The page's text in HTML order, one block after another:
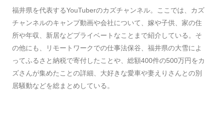
福井県を代表するYouTuberのカズチャンネル。ここでは、カズ
チャンネルのキャンプ動画や会社について、嫁や子供、家の住
所や年収、新居などプライベートなことまで紹介している。そ
の他にも、リモートワークでの仕事法保谷、福井県の大雪によ
ってふるさと納税で寄付したことや、総額400件の500万円をカ
ズさんが集めたことの詳細、大好きな愛車や妻えりさんとの別
居騒動などを総まとめしている。